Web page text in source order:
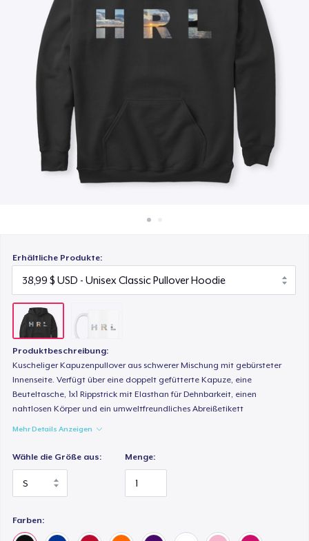
Überall verkaufen
Erhältliche Produkte:
Produktbeschreibung:
Kuscheliger Kapuzenpullover aus schwerer Mischung mit gebürsteter
Innenseite. Verfügt über eine doppelt gefütterte Kapuze, eine
Beuteltasche, 1x1 Rippstrick mit Elasthan für Dehnbarkeit, einen
nahtlosen Körper und ein umweltfreundliches Abreißetikett
Mehr Details Anzeigen
Wähle die Größe aus: Menge:
Farben: